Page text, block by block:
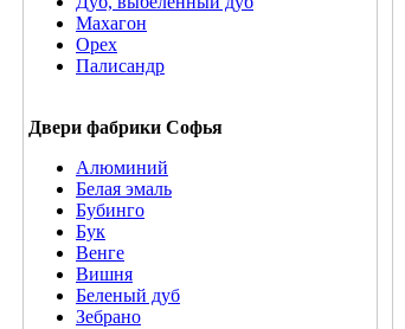
Махагон
Орех
Палисандр
Двери фабрики Софья
Алюминий
Белая эмаль
Бубинго
Бук
Венге
Вишня
Беленый дуб
Зебрано